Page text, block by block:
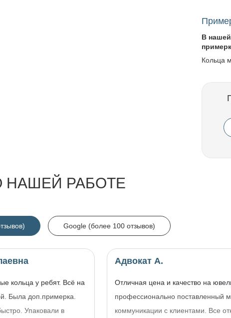
В
Кольца
НАШЕЙ РАБОТЕ
Google (более 100 отзывов)
кольца у ребят. Всё на
Была доп.примерка.
Упаковали в
Адвокат А.
Отличная цена и качество на
профессионально поставленный
коммуникации с клиентами. Все